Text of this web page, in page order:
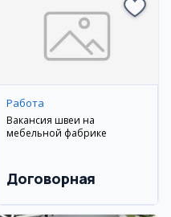
Работа
Вакансия швеи на
мебельной фабрике
Договорная